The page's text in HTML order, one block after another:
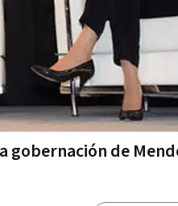
gobernación de